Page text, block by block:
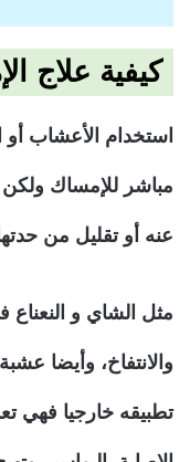
كيفية علاج
استخدام الأعشاب أو
مباشر للإمساك ولكن
عنه أو تقليل من
مثل الشاي و النعناع
والانتفاخ، وأيضا
تطبيقه خارجيا فهي